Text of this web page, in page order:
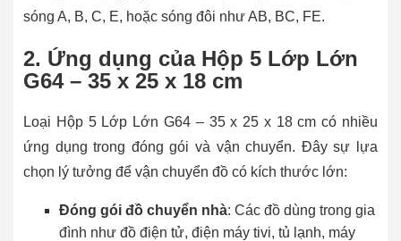
sóng A, B, C, E, hoặc sóng đôi như AB, BC, FE.
2. Ứng dụng của Hộp 5 Lớp Lớn
G64 – 35 x 25 x 18 cm
Loại Hộp 5 Lớp Lớn G64 – 35 x 25 x 18 cm có nhiều
ứng dụng trong đóng gói và vận chuyển. Đây sự lựa
chọn lý tưởng để vận chuyển đồ có kích thước lớn:
Đóng gói đồ chuyển nhà: Các đồ dùng trong gia
đình như đồ điện tử, điện máy tivi, tủ lạnh, máy